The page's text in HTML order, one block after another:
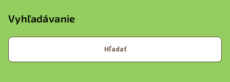
Vyhľadávanie
Hľadať